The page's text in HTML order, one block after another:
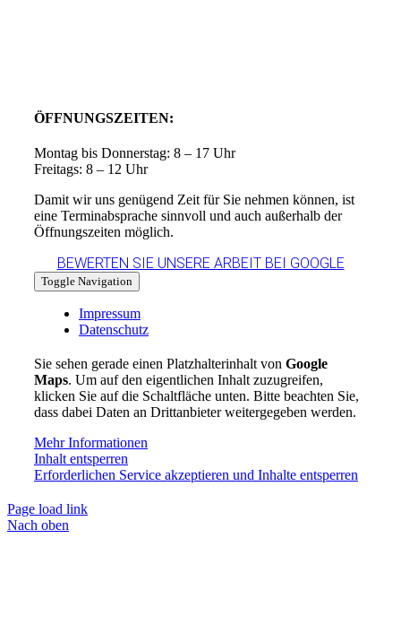
ÖFFNUNGSZEITEN:
Montag bis Donnerstag: 8 – 17 Uhr
Freitags: 8 – 12 Uhr
Damit wir uns genügend Zeit für Sie nehmen können, ist
eine Terminabsprache sinnvoll und auch außerhalb der
Öffnungszeiten möglich.
BEWERTEN SIE UNSERE ARBEIT BEI GOOGLE
Toggle Navigation
Impressum
Datenschutz
Sie sehen gerade einen Platzhalterinhalt von Google
Maps. Um auf den eigentlichen Inhalt zuzugreifen,
klicken Sie auf die Schaltfläche unten. Bitte beachten Sie,
dass dabei Daten an Drittanbieter weitergegeben werden.
Mehr Informationen
Inhalt entsperren
Erforderlichen Service akzeptieren und Inhalte entsperren
Page load link
Nach oben